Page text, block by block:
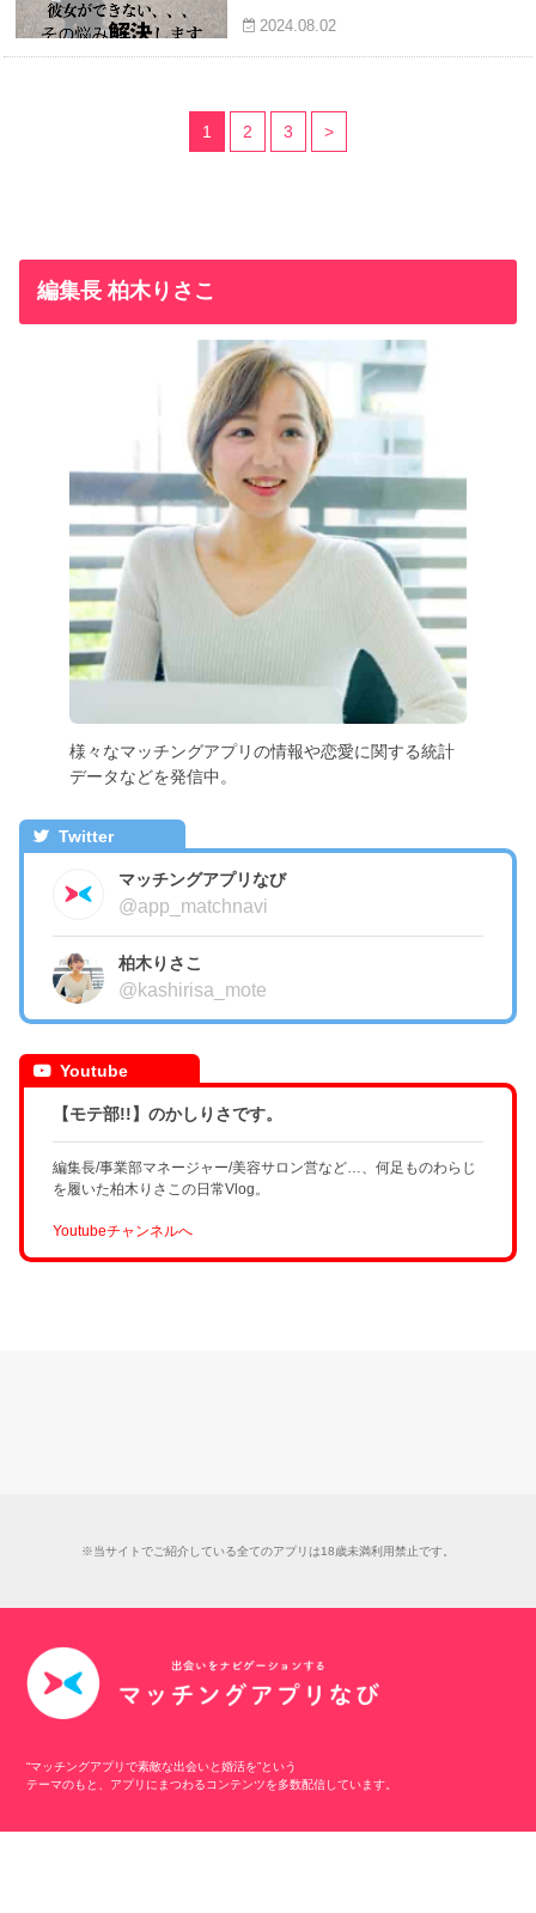
2024.08.02
1 2 3 >
編集長 柏木りさこ
様々なマッチングアプリの情報や恋愛に関する統計
データなどを発信中。
Twitter
マッチングアプリなび
@app_matchnavi
柏木りさこ
@kashirisa_mote
Youtube
【モテ部!!】のかしりさです。
編集長/事業部マネージャー/美容サロン営など…、何足ものわらじ
を履いた柏木りさこの日常Vlog。
Youtubeチャンネルへ
※当サイトでご紹介している全てのアプリは18歳未満利用禁止です。
“マッチングアプリで素敵な出会いと婚活を”という
テーマのもと、アプリにまつわるコンテンツを多数配信しています。